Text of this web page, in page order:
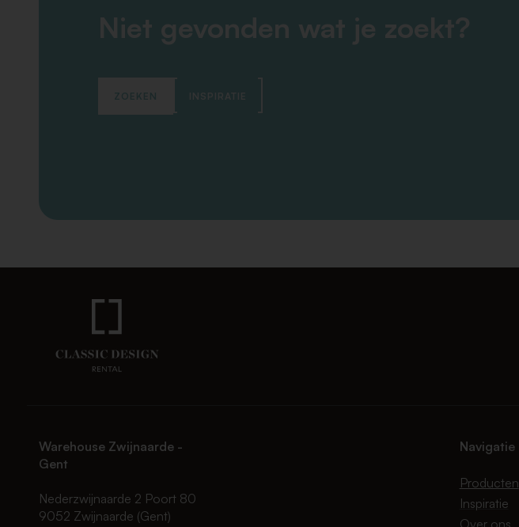
Niet gevonden wat je zoekt?
ZOEKEN INSPIRATIE
Warehouse Zwijnaarde -
Gent
Nederzwijnaarde 2 Poort 80
9052 Zwijnaarde (Gent)
Navigatie
Producten
Inspiratie